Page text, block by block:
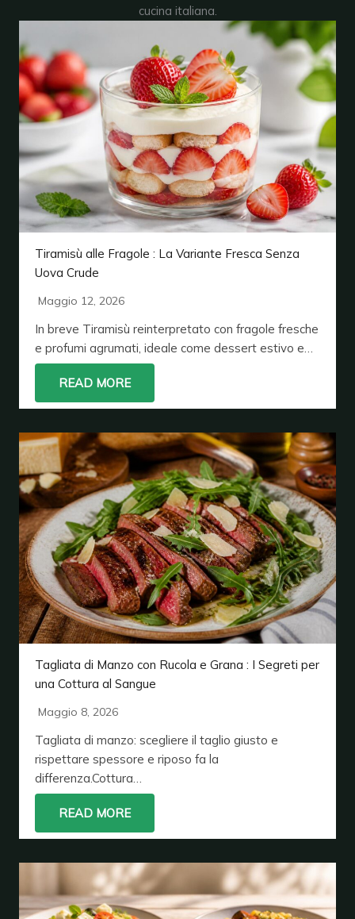
cucina italiana.
Tiramisù alle Fragole : La Variante Fresca Senza
Uova Crude
Maggio 12, 2026
In breve Tiramisù reinterpretato con fragole fresche
e profumi agrumati, ideale come dessert estivo e…
READ MORE
Tagliata di Manzo con Rucola e Grana : I Segreti per
una Cottura al Sangue
Maggio 8, 2026
Tagliata di manzo: scegliere il taglio giusto e
rispettare spessore e riposo fa la
differenza.Cottura…
READ MORE